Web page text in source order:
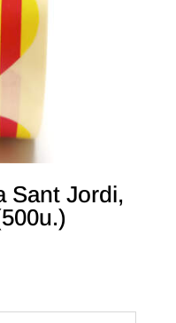
Sant Jordi,